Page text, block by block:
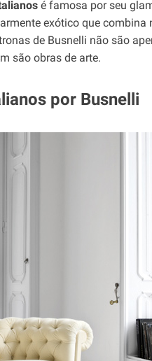
é famosa por seu
exótico que combina
de Busnelli não são
são obras de arte.
por Busnelli